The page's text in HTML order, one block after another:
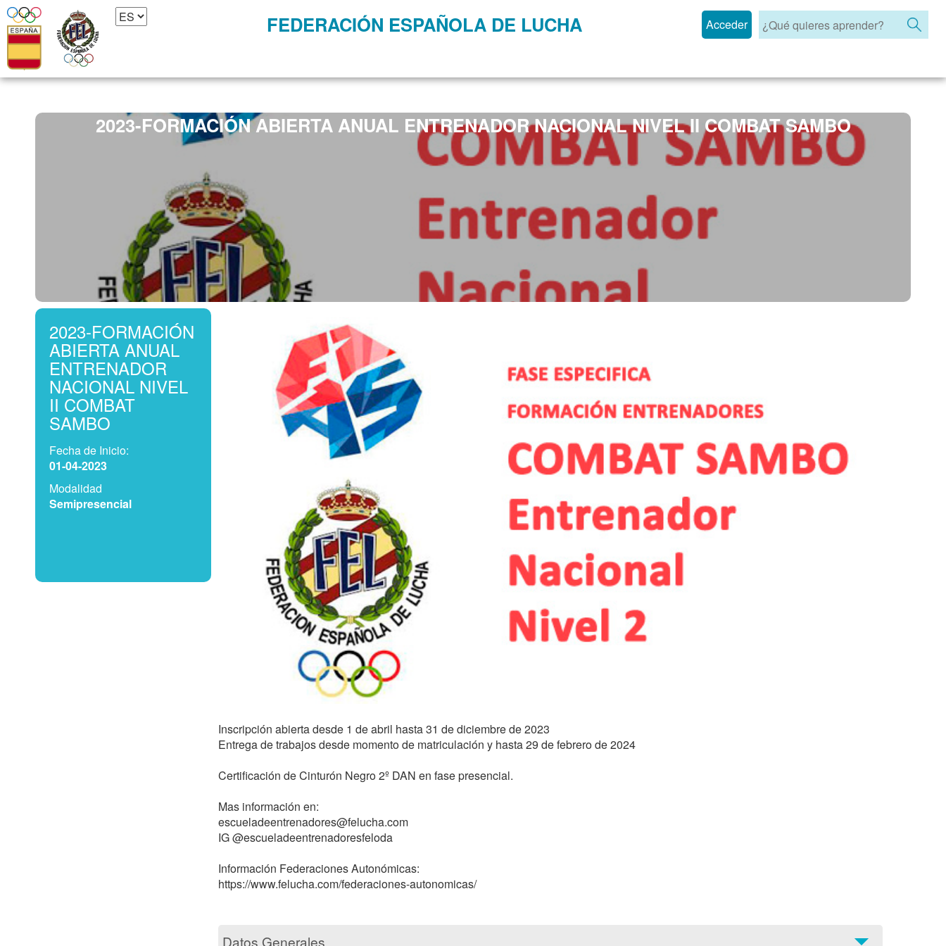
Acceder
FEDERACIÓN ESPAÑOLA DE LUCHA
2023-FORMACIÓN ABIERTA ANUAL ENTRENADOR NACIONAL NIVEL II COMBAT SAMBO
2023-FORMACIÓN
ABIERTA ANUAL
ENTRENADOR
NACIONAL NIVEL
II COMBAT
SAMBO
Fecha de Inicio:
01-04-2023
Modalidad
Semipresencial
Inscripción abierta desde 1 de abril hasta 31 de diciembre de 2023
Entrega de trabajos desde momento de matriculación y hasta 29 de febrero de 2024
Certificación de Cinturón Negro 2º DAN en fase presencial.
Mas información en:
escueladeentrenadores@felucha.com
IG @escueladeentrenadoresfeloda
Información Federaciones Autonómicas:
https://www.felucha.com/federaciones-autonomicas/
Datos Generales